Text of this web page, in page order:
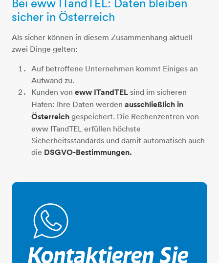
sicher in Österreich
Als sicher können in diesem Zusammenhang aktuell
zwei Dinge gelten:
Auf betroffene Unternehmen kommt Einiges an
Aufwand zu.
​​​​​​​Kunden von eww ITandTEL sind im sicheren
Hafen: Ihre Daten werden ausschließlich in
Österreich gespeichert. Die Rechenzentren von
eww ITandTEL erfüllen höchste
Sicherheitsstandards und damit automatisch auch
die DSGVO-Bestimmungen.
Kontaktieren Sie